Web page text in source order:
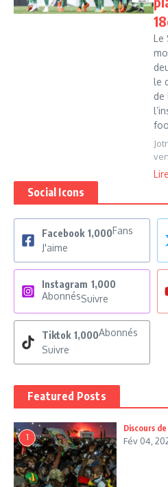
Le
le
de
Social Icons
Facebook 1,000Fans
J'aime
Instagram 1,000
AbonnésSuivre
Tiktok 1,000Abonnés
Suivre
Featured Posts
1
Discours
Fév 04,